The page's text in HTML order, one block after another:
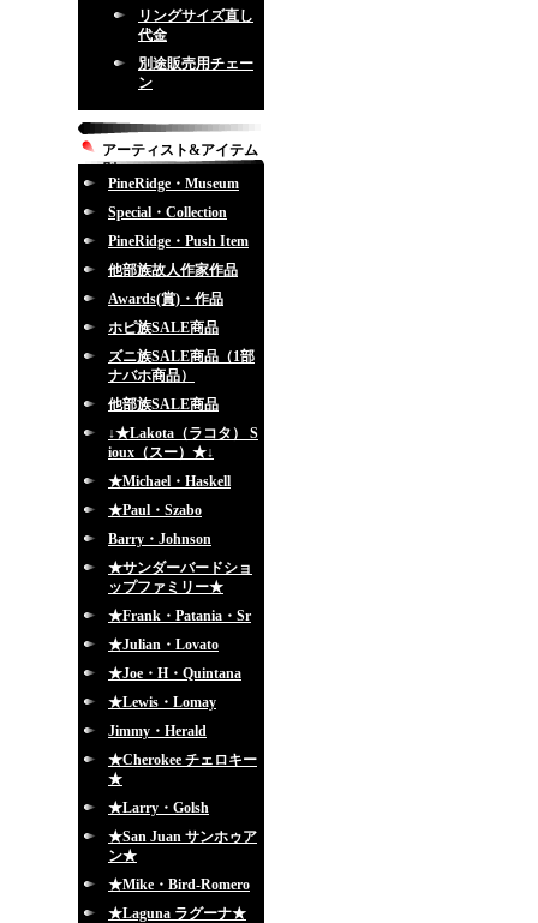
リングサイズ直し
代金
別途販売用チェー
ン
アーティスト&アイテム
別
PineRidge・Museum
Special・Collection
PineRidge・Push Item
他部族故人作家作品
Awards(賞)・作品
ホピ族SALE商品
ズニ族SALE商品（1部
ナバホ商品）
他部族SALE商品
↓★Lakota（ラコタ） S
ioux（スー）★↓
★Michael・Haskell
★Paul・Szabo
Barry・Johnson
★サンダーバードショ
ップファミリー★
★Frank・Patania・Sr
★Julian・Lovato
★Joe・H・Quintana
★Lewis・Lomay
Jimmy・Herald
★Cherokee チェロキー
★
★Larry・Golsh
★San Juan サンホゥア
ン★
★Mike・Bird-Romero
★Laguna ラグーナ★